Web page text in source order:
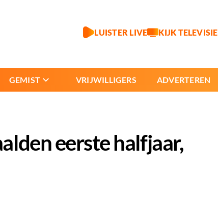
LUISTER LIVE KIJK TELEVISIE
GEMIST VRIJWILLIGERS ADVERTEREN
eerste halfjaar,